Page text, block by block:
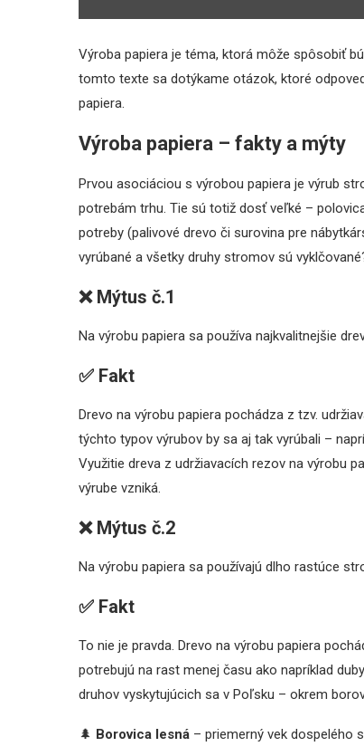
Výroba papiera je téma, ktorá môže spôsobiť
tomto texte sa dotýkame otázok, ktoré
papiera.
Výroba papiera – fakty a mýty
Prvou asociáciou s výrobou papiera je výrub
potrebám trhu. Tie sú totiž dosť veľké –
potreby (palivové drevo či surovina pre
vyrúbané a všetky druhy stromov sú
❌ Mýtus č.1
Na výrobu papiera sa používa najkvalitnejšie
✅ Fakt
Drevo na výrobu papiera pochádza z tzv.
týchto typov výrubov by sa aj tak vyrúbali –
Využitie dreva z udržiavacích rezov na výrobu
výrube vzniká.
❌Mýtus č.2
Na výrobu papiera sa používajú dlho rastúce
✅ Fakt
To nie je pravda. Drevo na výrobu papiera
potrebujú na rast menej času ako napríklad
druhov vyskytujúcich sa v Poľsku – okrem
🌲 Borovica lesná – priemerný vek dospelého